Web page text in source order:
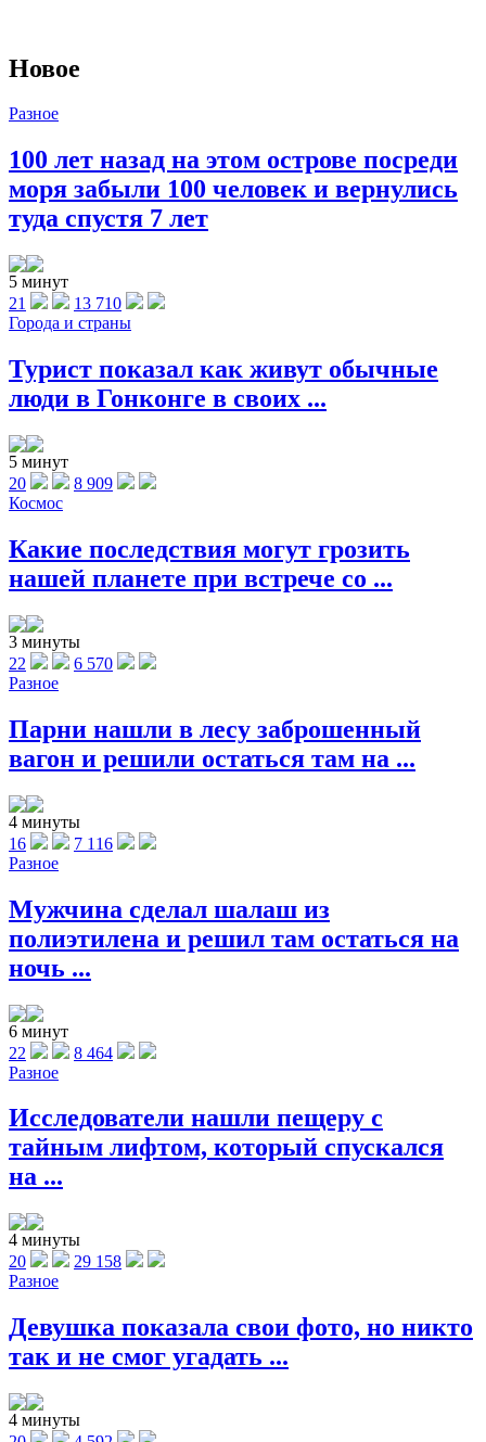
Новое
Разное
100 лет назад на этом острове посреди
моря забыли 100 человек и вернулись
туда спустя 7 лет
5 минут
21
13 710
Города и страны
Турист показал как живут обычные
люди в Гонконге в своих ...
5 минут
20
8 909
Космос
Какие последствия могут грозить
нашей планете при встрече со ...
3 минуты
22
6 570
Разное
Парни нашли в лесу заброшенный
вагон и решили остаться там на ...
4 минуты
16
7 116
Разное
Мужчина сделал шалаш из
полиэтилена и решил там остаться на
ночь ...
6 минут
22
8 464
Разное
Исследователи нашли пещеру с
тайным лифтом, который спускался
на ...
4 минуты
20
29 158
Разное
Девушка показала свои фото, но никто
так и не смог угадать ...
4 минуты